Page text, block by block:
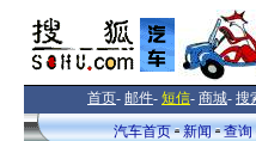
首页- 邮件- 短信- 商城- 搜
汽车首页
新闻 查询